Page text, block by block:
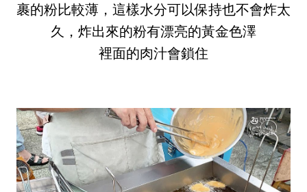
裹的粉比較薄，這樣水分可以保持也不會炸太
久，炸出來的粉有漂亮的黃金色澤
裡面的肉汁會鎖住